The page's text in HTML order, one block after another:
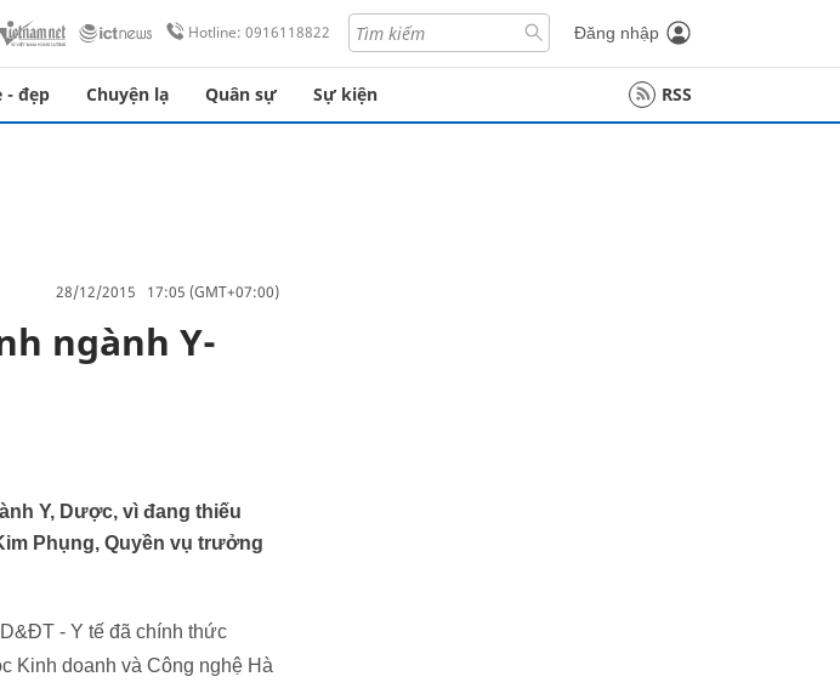
Hotline: 0916118822 Đăng nhập
- đẹp Chuyện lạ Quân sự Sự kiện RSS
28/12/2015 17:05 (GMT+07:00)
ngành Y-
Y, Dược, vì đang thiếu
Phụng, Quyền vụ trưởng
- Y tế đã chính thức
Kinh doanh và Công nghệ Hà